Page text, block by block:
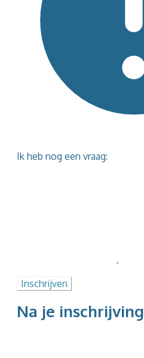
Ik heb nog een vraag:
Inschrijven
Na je inschrijving